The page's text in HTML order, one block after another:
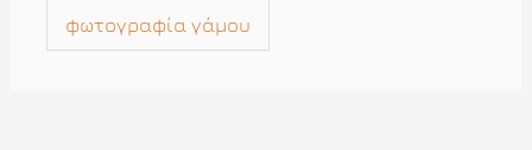
φωτογραφία γάμου